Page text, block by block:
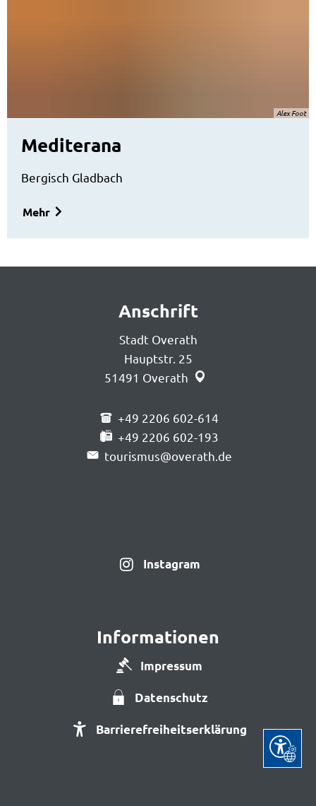
Alex Foot
Mediterana
Bergisch Gladbach
Mehr
Anschrift
Stadt Overath
Hauptstr. 25
51491 Overath
+49 2206 602-614
+49 2206 602-193
tourismus@overath.de
Instagram
Informationen
Impressum
Datenschutz
Barrierefreiheitserklärung
Seite